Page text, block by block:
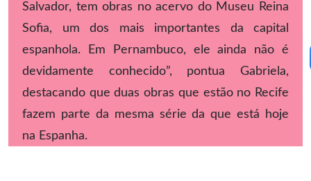
Salvador, tem obras no acervo do Museu Reina
Sofia, um dos mais importantes da capital
espanhola. Em Pernambuco, ele ainda não é
devidamente conhecido”, pontua Gabriela,
destacando que duas obras que estão no Recife
fazem parte da mesma série da que está hoje
na Espanha.